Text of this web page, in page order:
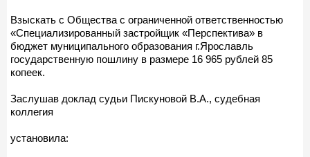
Взыскать с Общества с ограниченной ответственностью
«Специализированный застройщик «Перспектива» в
бюджет муниципального образования г.Ярославль
государственную пошлину в размере 16 965 рублей 85
копеек.
Заслушав доклад судьи Пискуновой В.А., судебная
коллегия
установила: